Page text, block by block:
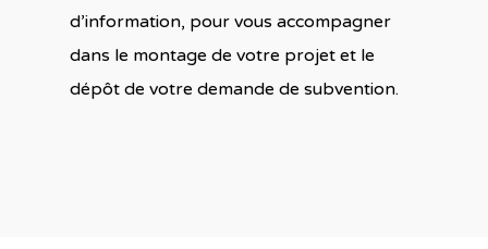
d’information, pour vous accompagner
dans le montage de votre projet et le
dépôt de votre demande de subvention.